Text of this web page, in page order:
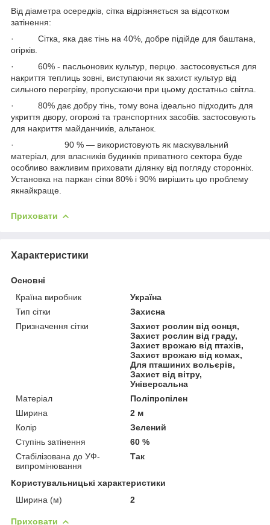
Від діаметра осередків, сітка відрізняється за відсотком
затінення:
· Сітка, яка дає тінь на 40%, добре підійде для баштана,
огірків.
· 60% - пасльонових культур, перцю. застосовується для
накриття теплиць зовні, виступаючи як захист культур від
сильного перегріву, пропускаючи при цьому достатньо світла.
· 80% дає добру тінь, тому вона ідеально підходить для
укриття двору, огорожі та транспортних засобів. застосовують
для накриття майданчиків, альтанок.
· 90 % — використовують як маскувальний
матеріал, для власників будинків приватного сектора буде
особливо важливим приховати ділянку від погляду сторонніх.
Установка на паркан сітки 80% і 90% вирішить цю проблему
якнайкраще.
Приховати
Характеристики
Основні
Країна виробник
Україна
Тип сітки
Захисна
Призначення сітки
Захист рослин від сонця,
Захист рослин від граду,
Захист врожаю від птахів,
Захист врожаю від комах,
Для пташиних вольєрів,
Захист від вітру,
Універсальна
Матеріал
Поліпропілен
Ширина
2 м
Колір
Зелений
Ступінь затінення
60 %
Стабілізована до УФ-
випромінювання
Так
Користувальницькі характеристики
Ширина (м)
2
Приховати